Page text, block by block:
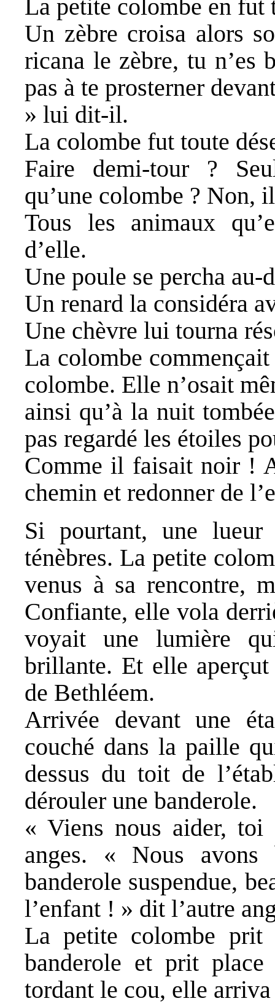
La petite colombe en fut
Un zèbre croisa alors
ricana le zèbre, tu n’es
pas à te prosterner
» lui dit-il.
La colombe fut toute
Faire demi-tour ?
qu’une colombe ? Non,
Tous les animaux
d’elle.
Une poule se percha au-
Un renard la considéra
Une chèvre lui tourna
La colombe
colombe. Elle n’osait
ainsi qu’à la nuit
pas regardé les étoiles
Comme il faisait noir !
chemin et redonner de
Si pourtant, une
ténèbres. La petite
venus à sa rencontre,
Confiante, elle vola
voyait une lumière
brillante. Et elle
de Bethléem.
Arrivée devant une
couché dans la paille
dessus du toit de
dérouler une banderole.
« Viens nous aider,
anges. « Nous
banderole suspendue,
l’enfant ! » dit l’autre
La petite colombe
banderole et prit
tordant le cou, elle